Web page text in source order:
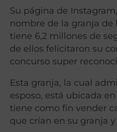
Su página de Instagram,
nombre de la granja de
tiene 6,2 millones de
de ellos felicitaron su
concurso super
Esta granja, la cual
esposo, está ubicada
tiene como fin vender
que crían en su granja